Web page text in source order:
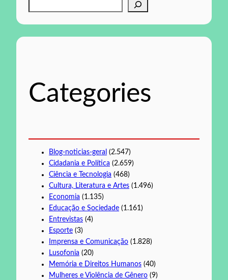
aCategories
Blog-noticias-geral (2.547)
Cidadania e Política (2.659)
Ciência e Tecnologia (468)
Cultura, Literatura e Artes (1.496)
Economia (1.135)
Educação e Sociedade (1.161)
Entrevistas (4)
Esporte (3)
Imprensa e Comunicação (1.828)
Lusofonia (20)
Memória e Direitos Humanos (40)
Mulheres e Violência de Gênero (9)